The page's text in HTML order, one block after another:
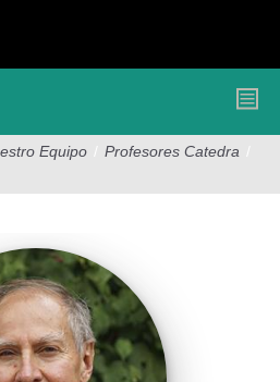
Equipo / Profesores Catedra /